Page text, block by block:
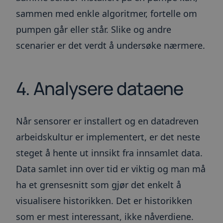
sammen med enkle algoritmer, fortelle om
pumpen går eller står. Slike og andre
scenarier er det verdt å undersøke nærmere.
4. Analysere dataene
Når sensorer er installert og en datadreven
arbeidskultur er implementert, er det neste
steget å hente ut innsikt fra innsamlet data.
Data samlet inn over tid er viktig og man må
ha et grensesnitt som gjør det enkelt å
visualisere historikken. Det er historikken
som er mest interessant, ikke nåverdiene.
Navn
Forsørger/
Domene
Utløpsdato
ARRAffinity
Corporation
.toma.no
Sesjon
angis av
__cf_bm
Cloudflare Inc.
.blogg.toma.no
minutter
mellom
gunstig
__cf_bm
Cloudflare Inc.
30
Google
Privacy Policy